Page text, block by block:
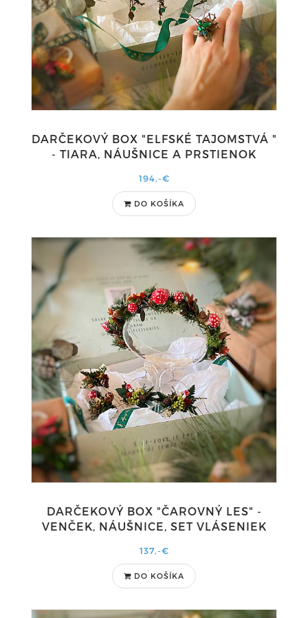
DARČEKOVÝ BOX "ELFSKÉ TAJOMSTVÁ "
- TIARA, NÁUŠNICE A PRSTIENOK
194,-€
DO KOŠÍKA
DARČEKOVÝ BOX "ČAROVNÝ LES" -
VENČEK, NÁUŠNICE, SET VLÁSENIEK
137,-€
DO KOŠÍKA